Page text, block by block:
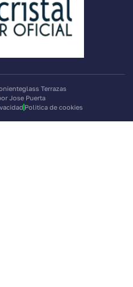
Terrazas
Jose Puerta
Politica de cookies